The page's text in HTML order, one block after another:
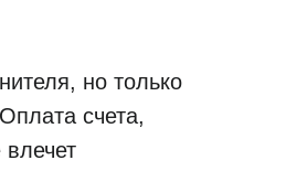
но только
счета,